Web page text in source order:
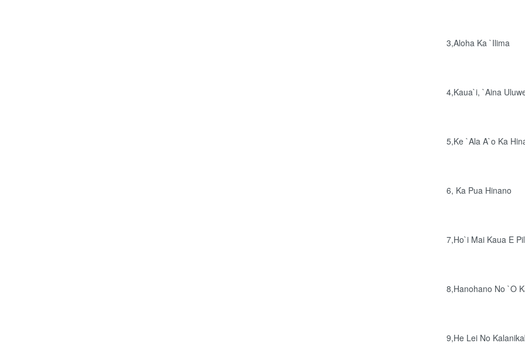
3,Aloha Ka `Ilima
4,Kaua`i, `Aina
5,Ke `Ala A`o Ka
6, Ka Pua Hinano
7,Ho`i Mai Kaua E
8,Hanohano No `O
9,He Lei No